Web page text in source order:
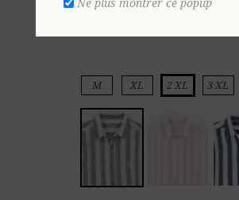
Ajouter aux favoris
M XL 2 XL 3 XL
Ne plus montrer ce popup